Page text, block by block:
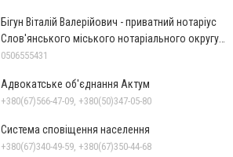
Бігун Віталій Валерійович - приватний нотаріус
Слов'янського міського нотаріального округу
Дон.обл.
0506555431
Адвокатське об'єднання Актум
+380(67)566-47-09, +380(50)347-05-80
Система сповіщення населення
+380(67)340-49-59, +380(67)350-44-68